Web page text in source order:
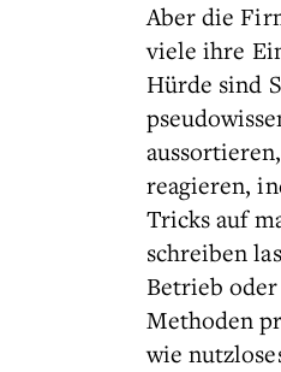
Aber die
viele ihre
Hürde sind
reagieren,
Tricks auf
schreiben
Betrieb
Methoden
wie